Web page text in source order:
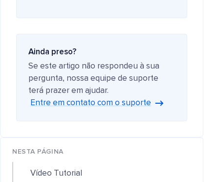
Ainda preso?
Se este artigo não respondeu à sua
pergunta, nossa equipe de suporte
terá prazer em ajudar.
Entre em contato com o suporte
NESTA PÁGINA
Vídeo Tutorial